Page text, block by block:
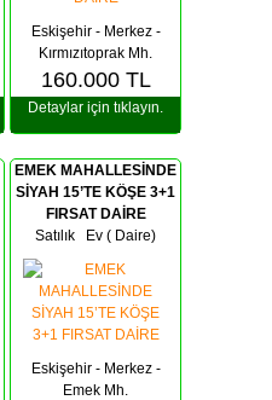
Eskişehir - Merkez -
Kırmızıtoprak Mh.
160.000 TL
Detaylar için tıklayın.
EMEK MAHALLESİNDE
SİYAH 15’TE KÖŞE 3+1
FIRSAT DAİRE
Satılık Ev ( Daire)
Eskişehir - Merkez -
Emek Mh.